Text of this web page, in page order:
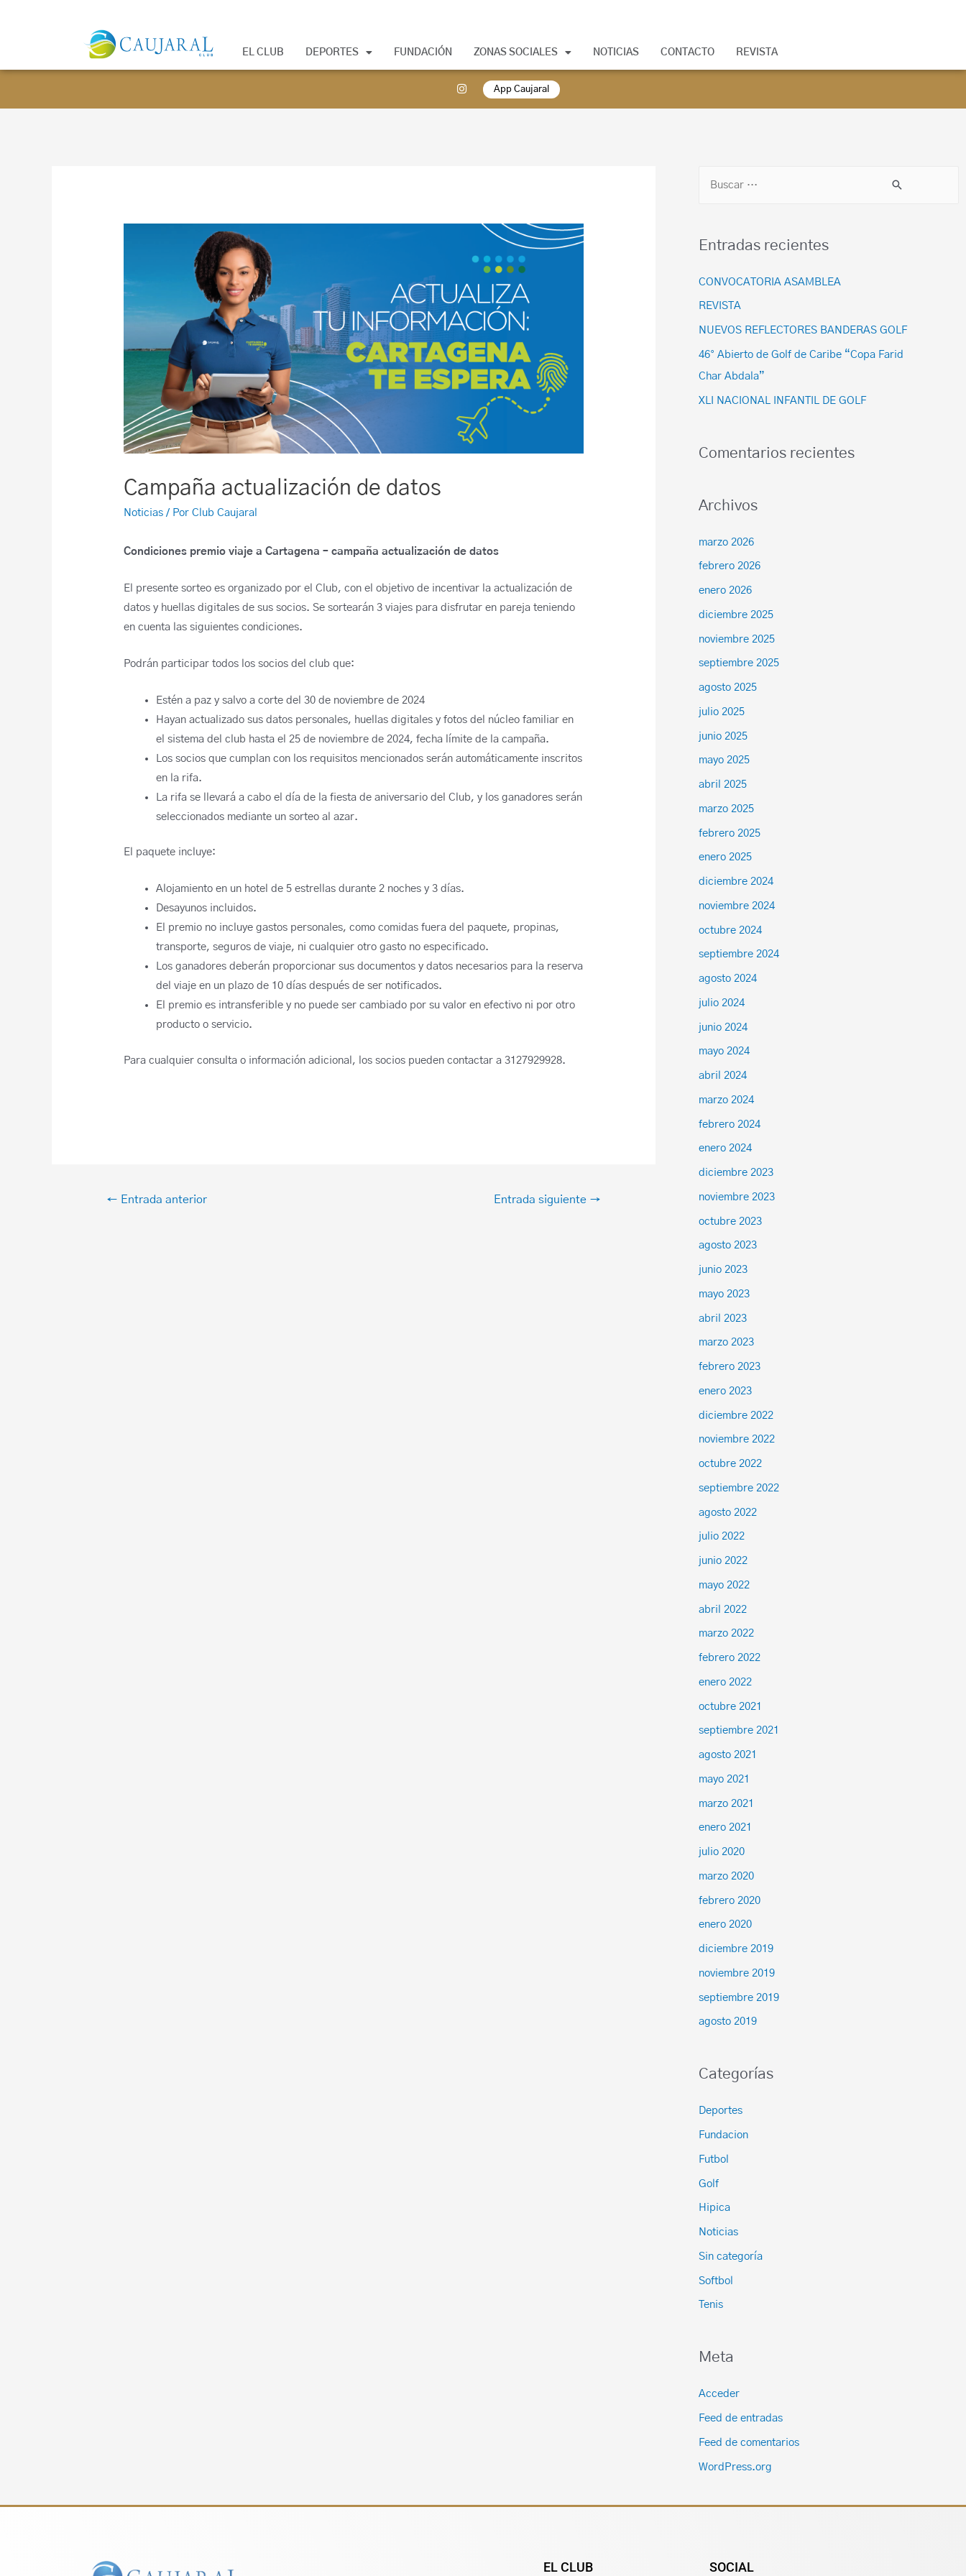
EL CLUB DEPORTES FUNDACIÓN ZONAS SOCIALES NOTICIAS CONTACTO REVISTA
App Caujaral
Campaña actualización de datos
Noticias / PorClub Caujaral
Condiciones premio viaje a Cartagena – campaña actualización de datos
El presente sorteo es organizado por el Club, con el objetivo de incentivar la actualización de
datos y huellas digitales de sus socios. Se sortearán 3 viajes para disfrutar en pareja teniendo
en cuenta las siguientes condiciones.
Podrán participar todos los socios del club que:
Estén a paz y salvo a corte del 30 de noviembre de 2024
Hayan actualizado sus datos personales, huellas digitales y fotos del núcleo familiar en
el sistema del club hasta el 25 de noviembre de 2024, fecha límite de la campaña.
Los socios que cumplan con los requisitos mencionados serán automáticamente inscritos
en la rifa.
La rifa se llevará a cabo el día de la fiesta de aniversario del Club, y los ganadores serán
seleccionados mediante un sorteo al azar.
El paquete incluye:
Alojamiento en un hotel de 5 estrellas durante 2 noches y 3 días.
Desayunos incluidos.
El premio no incluye gastos personales, como comidas fuera del paquete, propinas,
transporte, seguros de viaje, ni cualquier otro gasto no especificado.
Los ganadores deberán proporcionar sus documentos y datos necesarios para la reserva
del viaje en un plazo de 10 días después de ser notificados.
El premio es intransferible y no puede ser cambiado por su valor en efectivo ni por otro
producto o servicio.
Para cualquier consulta o información adicional, los socios pueden contactar a 3127929928.
← Entrada anterior Entrada siguiente →
Entradas recientes
CONVOCATORIA ASAMBLEA
REVISTA
NUEVOS REFLECTORES BANDERAS GOLF
46° Abierto de Golf de Caribe “Copa Farid
Char Abdala”
XLI NACIONAL INFANTIL DE GOLF
Comentarios recientes
Archivos
marzo 2026
febrero 2026
enero 2026
diciembre 2025
noviembre 2025
septiembre 2025
agosto 2025
julio 2025
junio 2025
mayo 2025
abril 2025
marzo 2025
febrero 2025
enero 2025
diciembre 2024
noviembre 2024
octubre 2024
septiembre 2024
agosto 2024
julio 2024
junio 2024
mayo 2024
abril 2024
marzo 2024
febrero 2024
enero 2024
diciembre 2023
noviembre 2023
octubre 2023
agosto 2023
junio 2023
mayo 2023
abril 2023
marzo 2023
febrero 2023
enero 2023
diciembre 2022
noviembre 2022
octubre 2022
septiembre 2022
agosto 2022
julio 2022
junio 2022
mayo 2022
abril 2022
marzo 2022
febrero 2022
enero 2022
octubre 2021
septiembre 2021
agosto 2021
mayo 2021
marzo 2021
enero 2021
julio 2020
marzo 2020
febrero 2020
enero 2020
diciembre 2019
noviembre 2019
septiembre 2019
agosto 2019
Categorías
Deportes
Fundacion
Futbol
Golf
Hipica
Noticias
Sin categoría
Softbol
Tenis
Meta
Acceder
Feed de entradas
Feed de comentarios
WordPress.org
EL CLUB SOCIAL